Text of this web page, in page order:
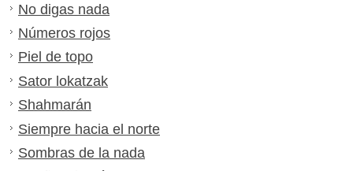
No digas nada
Números rojos
Piel de topo
Sator lokatzak
Shahmarán
Siempre hacia el norte
Sombras de la nada